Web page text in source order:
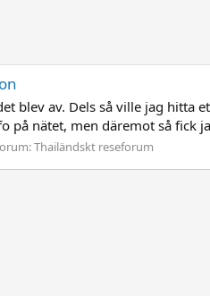
blev av. Dels så ville jag
på nätet, men däremot så fick
Thailändskt reseforum